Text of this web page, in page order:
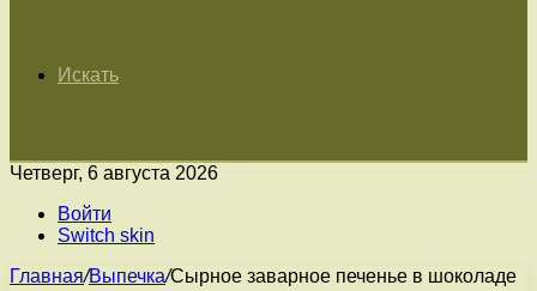
Искать
Четверг, 6 августа 2026
Войти
Switch skin
Главная/Выпечка/Сырное заварное печенье в шоколаде